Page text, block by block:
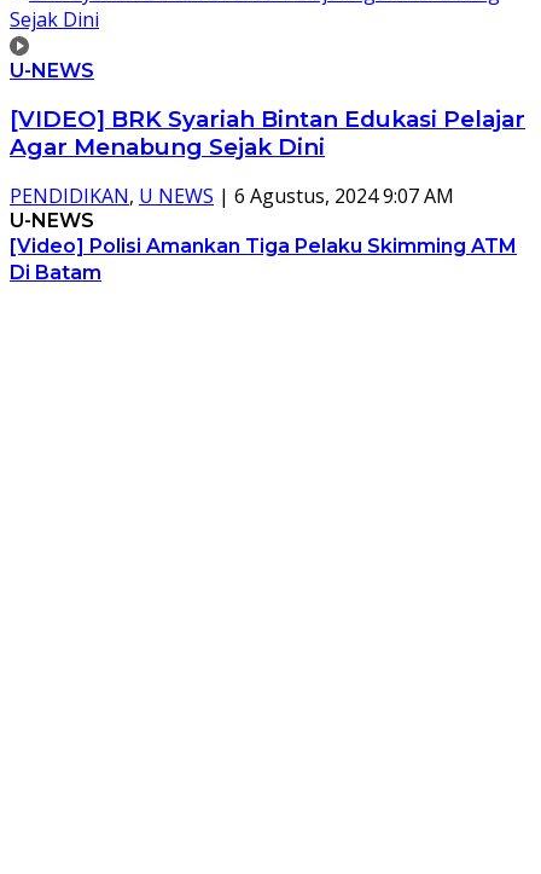
U-NEWS
[VIDEO] BRK Syariah Bintan Edukasi Pelajar
Agar Menabung Sejak Dini
PENDIDIKAN, U NEWS | 6 Agustus, 2024 9:07 AM
U-NEWS
[Video] Polisi Amankan Tiga Pelaku Skimming ATM
Di Batam